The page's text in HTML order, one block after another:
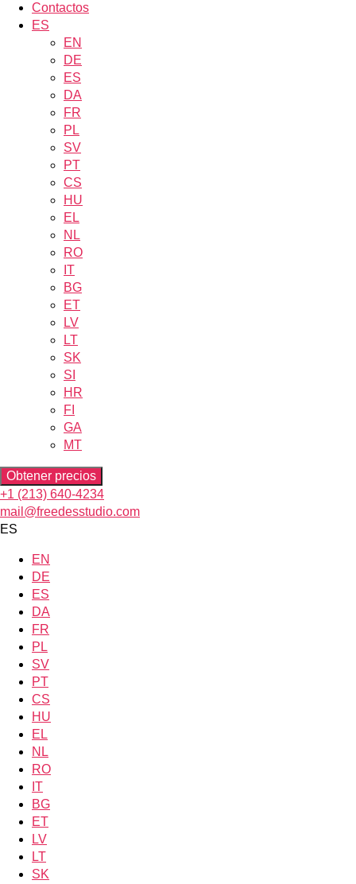
Contactos
ES
EN
DE
ES
DA
FR
PL
SV
PT
CS
HU
EL
NL
RO
IT
BG
ET
LV
LT
SK
SI
HR
FI
GA
MT
Obtener precios
+1 (213) 640-4234
mail@freedesstudio.com
ES
EN
DE
ES
DA
FR
PL
SV
PT
CS
HU
EL
NL
RO
IT
BG
ET
LV
LT
SK